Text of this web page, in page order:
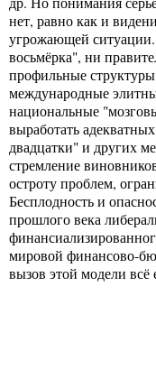
нет, равно как и
угрожающей
восьмёрка", ни
профильные
международные
национальные
выработать
двадцатки" и других
стремление
остроту проблем,
Бесплодность и
прошлого века
мировой финансово-
вызов этой модели всё